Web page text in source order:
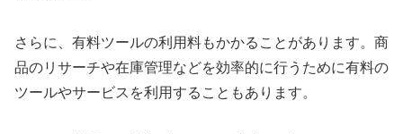
さらに、有料ツールの利用料もかかることがあります。商
品のリサーチや在庫管理などを効率的に行うために有料の
ツールやサービスを利用することもあります。